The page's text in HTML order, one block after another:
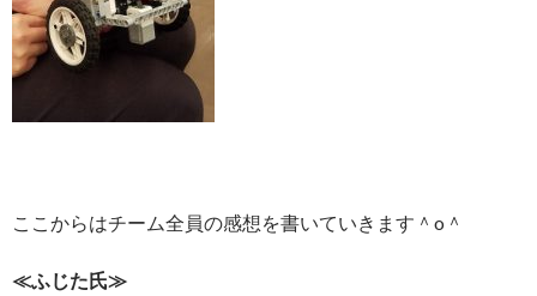
ここからはチーム全員の感想を書いていきます＾o＾
≪ふじた氏≫